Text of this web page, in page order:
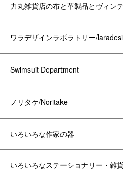
力丸雑貨店の布と革製品とヴィン
ワラデザインラボラトリー/
Swimsuit Department
ノリタケ/Noritake
いろいろな作家の器
いろいろなステーショナリー・雑